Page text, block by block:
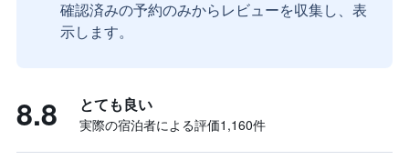
確認済みの予約のみからレビューを収集し、表
示します。
8.8 とても良い
実際の宿泊者による評価1,160​件